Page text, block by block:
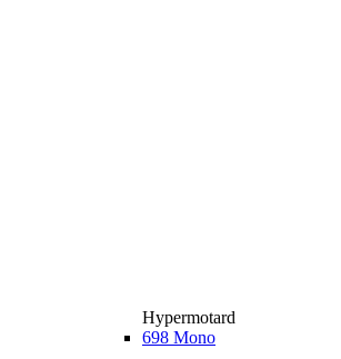
Hypermotard
698 Mono